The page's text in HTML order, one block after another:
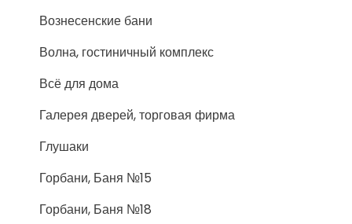
Вознесенские бани
Волна, гостиничный комплекс
Всё для дома
Галерея дверей, торговая фирма
Глушаки
Горбани, Баня №15
Горбани, Баня №18